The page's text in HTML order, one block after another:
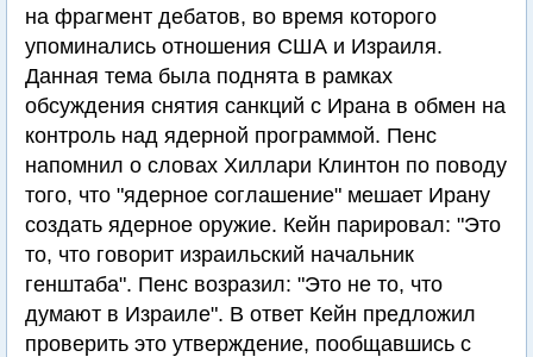
на фрагмент дебатов, во время которого
упоминались отношения США и Израиля.
Данная тема была поднята в рамках
обсуждения снятия санкций с Ирана в обмен на
контроль над ядерной программой. Пенс
напомнил о словах Хиллари Клинтон по поводу
того, что "ядерное соглашение" мешает Ирану
создать ядерное оружие. Кейн парировал: "Это
то, что говорит израильский начальник
генштаба". Пенс возразил: "Это не то, что
думают в Израиле". В ответ Кейн предложил
проверить это утверждение, пообщавшись с